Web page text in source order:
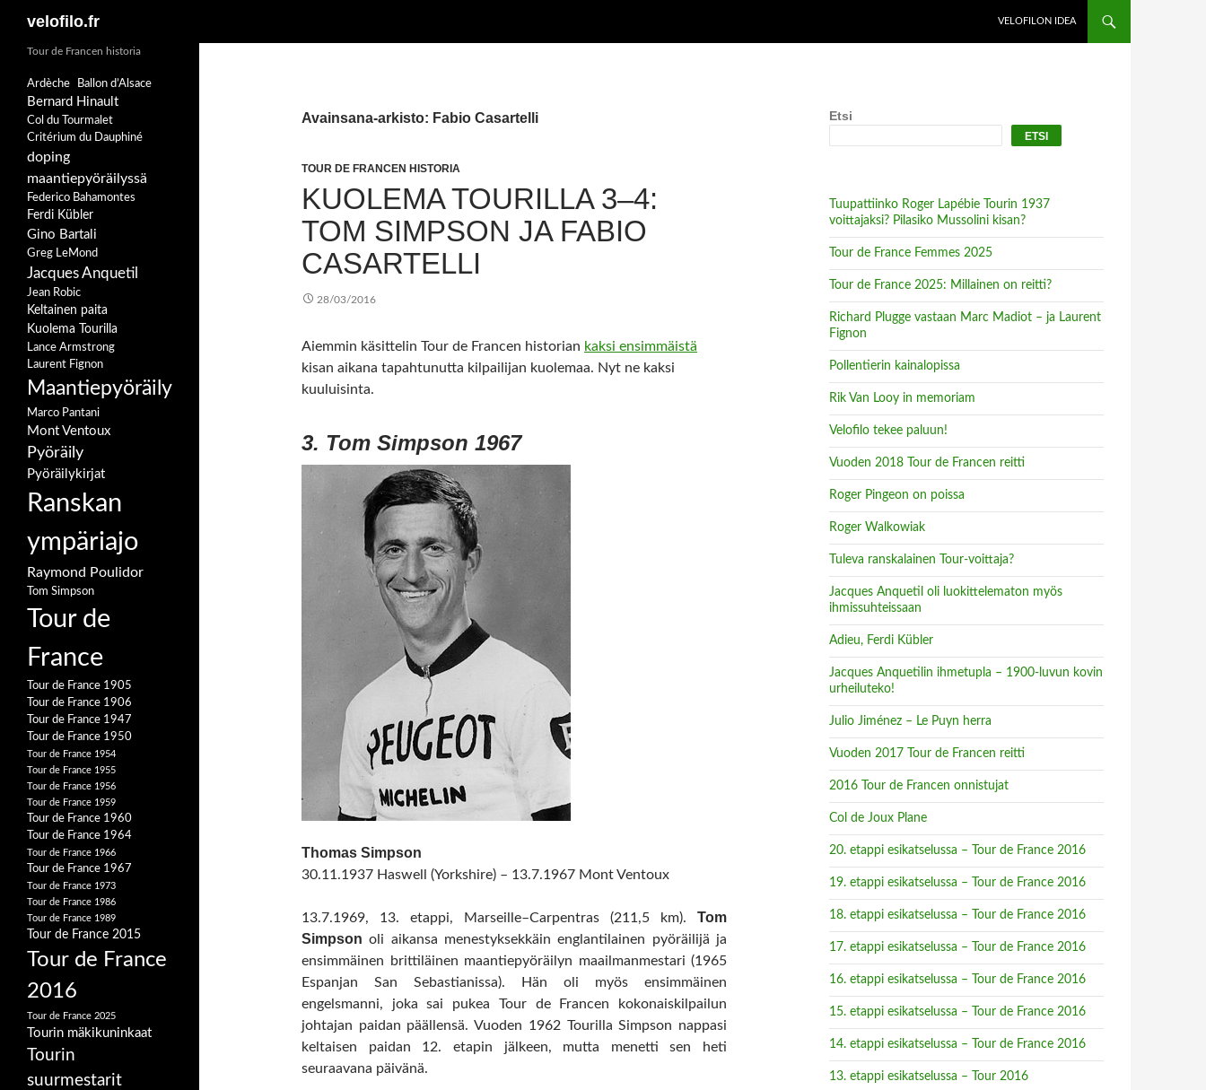
Siirry
velofilo.fr VELOFILON IDEA
Avainsana-arkisto: Fabio Casartelli
TOUR DE FRANCEN HISTORIA
KUOLEMA TOURILLA 3–4:
TOM SIMPSON JA FABIO
CASARTELLI
28/03/2016
Aiemmin käsittelin Tour de Francen historian kaksi ensimmäistä
kisan aikana tapahtunutta kilpailijan kuolemaa. Nyt ne kaksi
kuuluisinta.
3. Tom Simpson 1967
Thomas Simpson
30.11.1937 Haswell (Yorkshire) – 13.7.1967 Mont Ventoux
13.7.1969, 13. etappi, Marseille–Carpentras (211,5 km). Tom
Simpson oli aikansa menestyksekkäin englantilainen pyöräilijä ja
ensimmäinen brittiläinen maantiepyöräilyn maailmanmestari (1965
Espanjan San Sebastianissa). Hän oli myös ensimmäinen
engelsmanni, joka sai pukea Tour de Francen kokonaiskilpailun
johtajan paidan päällensä. Vuoden 1962 Tourilla Simpson nappasi
keltaisen paidan 12. etapin jälkeen, mutta menetti sen heti
seuraavana päivänä.
Etsi
ETSI
Tuupattiinko Roger Lapébie Tourin 1937
voittajaksi? Pilasiko Mussolini kisan?
Tour de France Femmes 2025
Tour de France 2025: Millainen on reitti?
Richard Plugge vastaan Marc Madiot – ja Laurent
Fignon
Pollentierin kainalopissa
Rik Van Looy in memoriam
Velofilo tekee paluun!
Vuoden 2018 Tour de Francen reitti
Roger Pingeon on poissa
Roger Walkowiak
Tuleva ranskalainen Tour-voittaja?
Jacques Anquetil oli luokittelematon myös
ihmissuhteissaan
Adieu, Ferdi Kübler
Jacques Anquetilin ihmetupla – 1900-luvun kovin
urheiluteko!
Julio Jiménez – Le Puyn herra
Vuoden 2017 Tour de Francen reitti
2016 Tour de Francen onnistujat
Col de Joux Plane
20. etappi esikatselussa – Tour de France 2016
19. etappi esikatselussa – Tour de France 2016
18. etappi esikatselussa – Tour de France 2016
17. etappi esikatselussa – Tour de France 2016
16. etappi esikatselussa – Tour de France 2016
15. etappi esikatselussa – Tour de France 2016
14. etappi esikatselussa – Tour de France 2016
13. etappi esikatselussa – Tour 2016
Tour de Francen historia
Ardèche Ballon d’Alsace
Bernard Hinault
Col du Tourmalet
Critérium du Dauphiné
doping
maantiepyöräilyssä
Federico Bahamontes
Ferdi Kübler
Gino Bartali
Greg LeMond
Jacques Anquetil
Jean Robic
Keltainen paita
Kuolema Tourilla
Lance Armstrong
Laurent Fignon
Maantiepyöräily
Marco Pantani
Mont Ventoux
Pyöräily
Pyöräilykirjat
Ranskan
ympäriajo
Raymond Poulidor
Tom Simpson
Tour de
France
Tour de France 1905
Tour de France 1906
Tour de France 1947
Tour de France 1950
Tour de France 1954
Tour de France 1955
Tour de France 1956
Tour de France 1959
Tour de France 1960
Tour de France 1964
Tour de France 1966
Tour de France 1967
Tour de France 1973
Tour de France 1986
Tour de France 1989
Tour de France 2015
Tour de France
2016
Tour de France 2025
Tourin mäkikuninkaat
Tourin
suurmestarit